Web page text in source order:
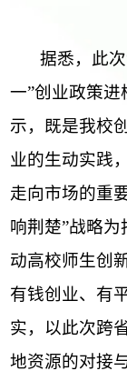
据悉，此次
一”创业政策
示，既是我校
业的生动实践
走向市场的重
响荆楚”战略
动高校师生创
有钱创业、有
实，以此次跨
地资源的对接